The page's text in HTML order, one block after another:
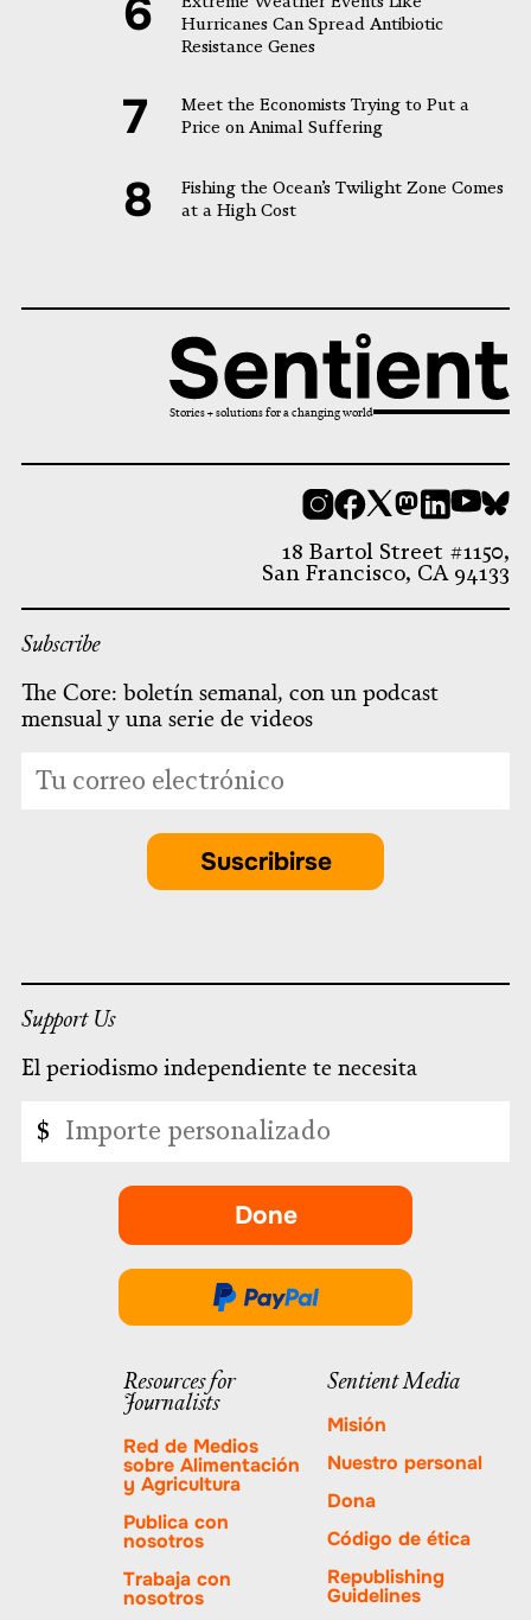
Hurricanes Can Spread Antibiotic
Resistance Genes
Meet the Economists Trying to Put a
Price on Animal Suffering
Fishing the Ocean’s Twilight Zone Comes
at a High Cost
Stories + solutions for a changing world
Instagram
FacebookMastodon
18 Bartol Street #1150,
San Francisco, CA 94133
Subscribe
The Core: boletín semanal, con un podcast
mensual y una serie de videos
indicates
Dirección
de
Suscribirse
Support Us
El periodismo independiente te necesita
Importe
personalizado
$
Done
-
abre
en
nueva
pestaña.
Done
través
PayPal
Resources for
Journalists
Red de Medios
sobre Alimentación
y Agricultura
Publica con
nosotros
Trabaja con
nosotros
Sentient Media
Misión
Nuestro personal
Dona
Código de ética
Republishing
Guidelines